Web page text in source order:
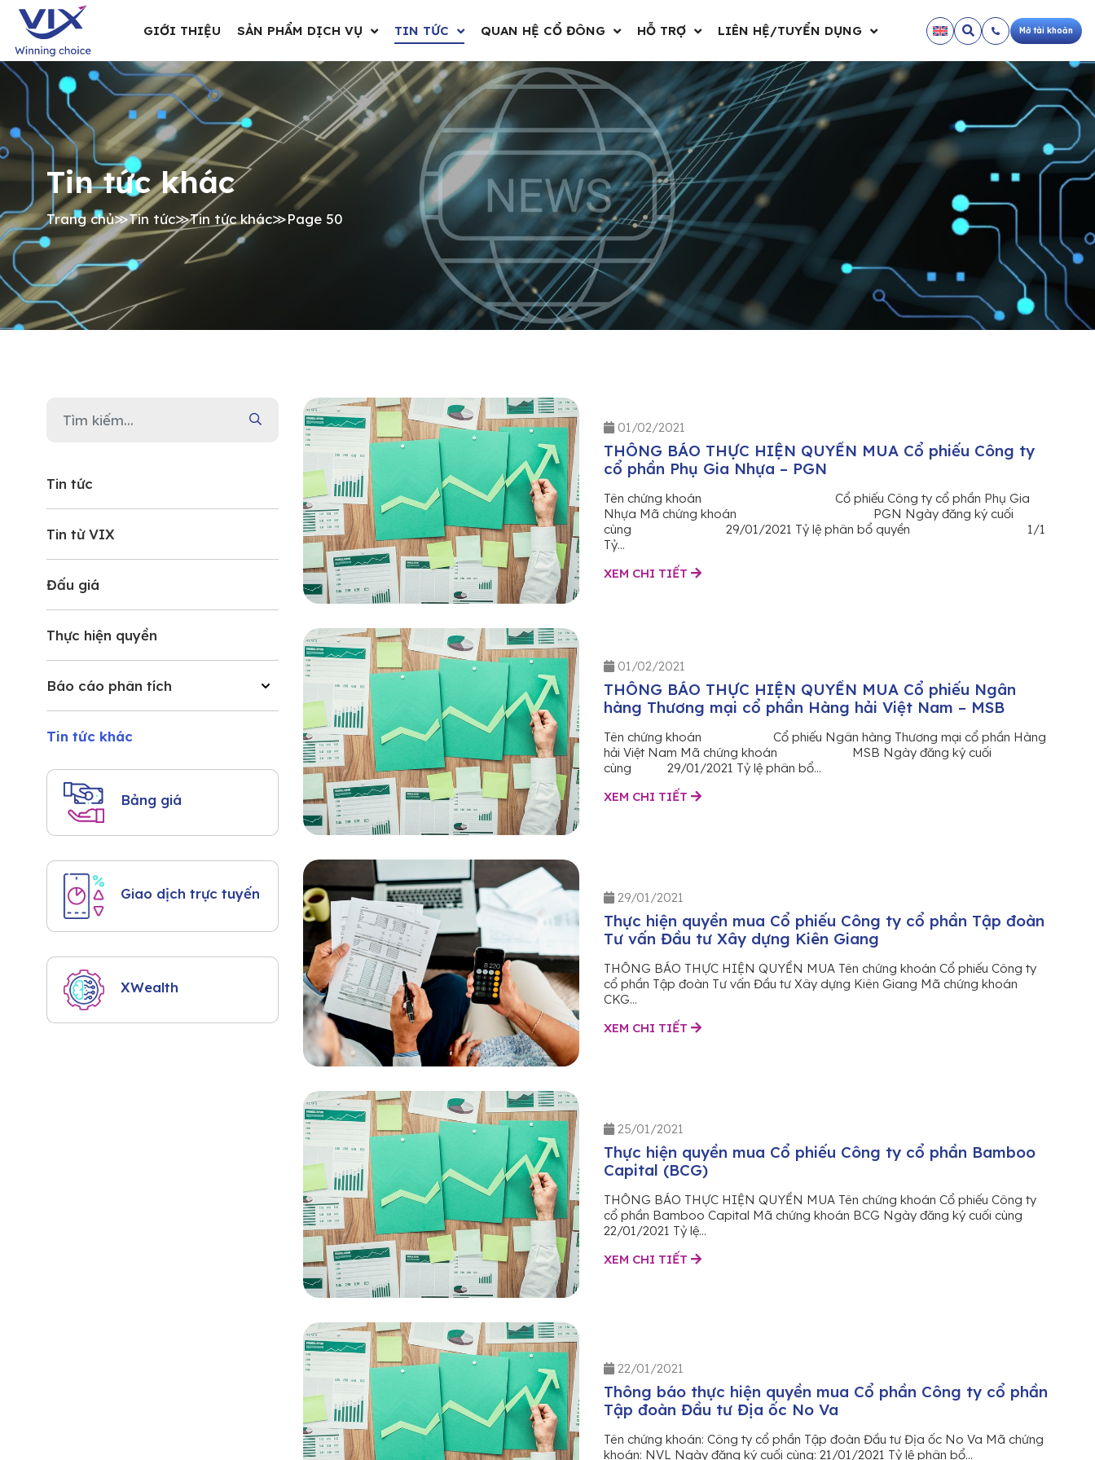
GIỚI THIỆU SẢN PHẨM DỊCH VỤ TIN TỨC QUAN HỆ CỔ ĐÔNG HỖ TRỢ LIÊN HỆ/TUYỂN DỤNG Mở tài khoản
Tin tức khác
Trang chủ≫Tin tức≫Tin tức khác≫Page 50
Tin tức
Tin từ VIX
Đấu giá
Thực hiện quyền
Báo cáo phân tích
Tin tức khác
Bảng giá
Giao dịch trực tuyến
XWealth
01/02/2021
THÔNG BÁO THỰC HIỆN QUYỀN MUA Cổ phiếu Công ty
cổ phần Phụ Gia Nhựa – PGN
Tên chứng khoán Cổ phiếu Công ty cổ phần Phụ Gia
Nhựa Mã chứng khoán PGN Ngày đăng ký cuối
cùng 29/01/2021 Tỷ lệ phân bổ quyền 1/1
Tỷ...
XEM CHI TIẾT
01/02/2021
THÔNG BÁO THỰC HIỆN QUYỀN MUA Cổ phiếu Ngân
hàng Thương mại cổ phần Hàng hải Việt Nam – MSB
Tên chứng khoán Cổ phiếu Ngân hàng Thương mại cổ phần Hàng
hải Việt Nam Mã chứng khoán MSB Ngày đăng ký cuối
cùng 29/01/2021 Tỷ lệ phân bổ...
XEM CHI TIẾT
29/01/2021
Thực hiện quyền mua Cổ phiếu Công ty cổ phần Tập đoàn
Tư vấn Đầu tư Xây dựng Kiên Giang
THÔNG BÁO THỰC HIỆN QUYỀN MUA Tên chứng khoán Cổ phiếu Công ty
cổ phần Tập đoàn Tư vấn Đầu tư Xây dựng Kiên Giang Mã chứng khoán
CKG...
XEM CHI TIẾT
25/01/2021
Thực hiện quyền mua Cổ phiếu Công ty cổ phần Bamboo
Capital (BCG)
THÔNG BÁO THỰC HIỆN QUYỀN MUA Tên chứng khoán Cổ phiếu Công ty
cổ phần Bamboo Capital Mã chứng khoán BCG Ngày đăng ký cuối cùng
22/01/2021 Tỷ lệ...
XEM CHI TIẾT
22/01/2021
Thông báo thực hiện quyền mua Cổ phần Công ty cổ phần
Tập đoàn Đầu tư Địa ốc No Va
Tên chứng khoán: Công ty cổ phần Tập đoàn Đầu tư Địa ốc No Va Mã chứng
khoán: NVL Ngày đăng ký cuối cùng: 21/01/2021 Tỷ lệ phân bổ...